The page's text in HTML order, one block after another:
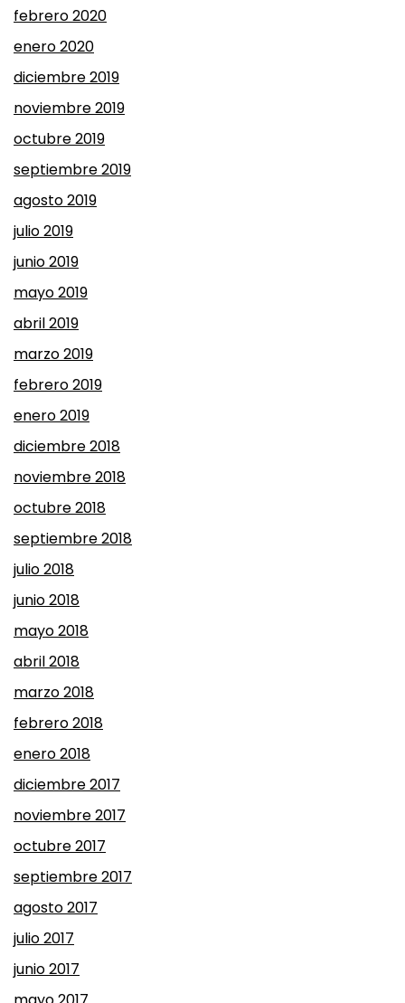
febrero 2020
enero 2020
diciembre 2019
noviembre 2019
octubre 2019
septiembre 2019
agosto 2019
julio 2019
junio 2019
mayo 2019
abril 2019
marzo 2019
febrero 2019
enero 2019
diciembre 2018
noviembre 2018
octubre 2018
septiembre 2018
julio 2018
junio 2018
mayo 2018
abril 2018
marzo 2018
febrero 2018
enero 2018
diciembre 2017
noviembre 2017
octubre 2017
septiembre 2017
agosto 2017
julio 2017
junio 2017